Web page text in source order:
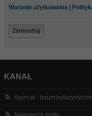
Warunki użytkowania
Zarejestruj
KANAŁ
4gym.pl - forum
Najnowsze wątki